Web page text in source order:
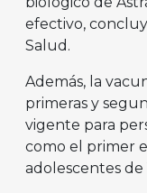
efectivo,
Salud.
Además, la
primeras y
vigente para
como el primer
adolescentes de